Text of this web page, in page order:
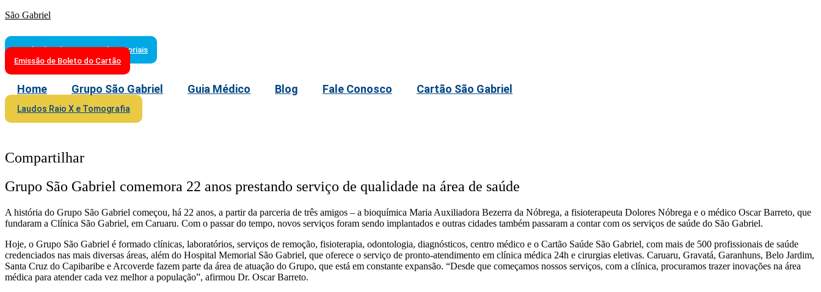
São Gabriel
Resultados de Exames Laboratoriais
Emissão de Boleto do Cartão
Home Grupo São Gabriel Guia Médico Blog Fale Conosco Cartão São Gabriel
Laudos Raio X e Tomografia
Compartilhar
Grupo São Gabriel comemora 22 anos prestando serviço de qualidade na área de saúde
A história do Grupo São Gabriel começou, há 22 anos, a partir da parceria de três amigos – a bioquímica Maria Auxiliadora Bezerra da Nóbrega, a fisioterapeuta Dolores Nóbrega e o médico Oscar Barreto, que
fundaram a Clínica São Gabriel, em Caruaru. Com o passar do tempo, novos serviços foram sendo implantados e outras cidades também passaram a contar com os serviços de saúde do São Gabriel.
Hoje, o Grupo São Gabriel é formado clínicas, laboratórios, serviços de remoção, fisioterapia, odontologia, diagnósticos, centro médico e o Cartão Saúde São Gabriel, com mais de 500 profissionais de saúde
credenciados nas mais diversas áreas, além do Hospital Memorial São Gabriel, que oferece o serviço de pronto-atendimento em clínica médica 24h e cirurgias eletivas. Caruaru, Gravatá, Garanhuns, Belo Jardim,
Santa Cruz do Capibaribe e Arcoverde fazem parte da área de atuação do Grupo, que está em constante expansão. “Desde que começamos nossos serviços, com a clínica, procuramos trazer inovações na área
médica para atender cada vez melhor a população”, afirmou Dr. Oscar Barreto.